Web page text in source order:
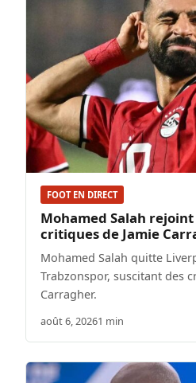
FOOT EN DIRECT
Mohamed Salah
critiques de Jamie
Mohamed Salah quitte
Trabzonspor, suscitant des
Carragher.
août 6, 20261 min